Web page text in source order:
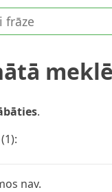
.
nav.